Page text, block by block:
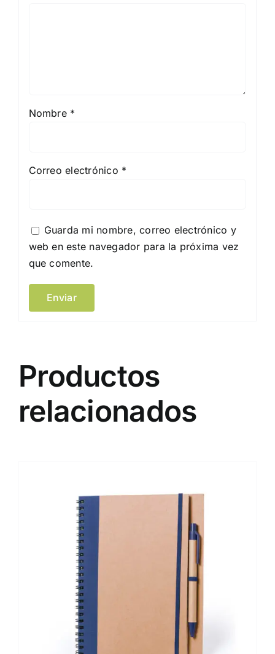
Nombre *
Correo electrónico *
Guarda mi nombre, correo electrónico y
web en este navegador para la próxima vez
que comente.
Productos
relacionados